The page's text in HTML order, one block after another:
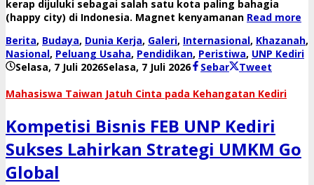
kerap dijuluki sebagai salah satu kota paling bahagia
(happy city) di Indonesia. Magnet kenyamanan Read more
Berita, Budaya, Dunia Kerja, Galeri, Internasional, Khazanah,
Nasional, Peluang Usaha, Pendidikan, Peristiwa, UNP Kediri
Selasa, 7 Juli 2026Selasa, 7 Juli 2026olehSebar
Tweet
Mahasiswa Taiwan Jatuh Cinta pada Kehangatan Kediri
Kompetisi Bisnis FEB UNP Kediri
Sukses Lahirkan Strategi UMKM Go
Global